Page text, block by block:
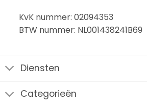
KvK nummer: 02094353
BTW nummer: NL001438241B69
Diensten
Categorieën